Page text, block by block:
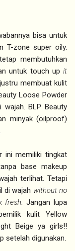
bisa untuk
T-zone super oily.
membutuhkan
untuk touch up it
membuat kulit
Loose Powder
BLP Beauty
minyak (oilproof)
ini memiliki tingkat
base makeup
terlihat. Tetapi
di wajah without no
fresh.Jangan lupa
kulit Yellow
Beige ya girls!!
setelah digunakan.